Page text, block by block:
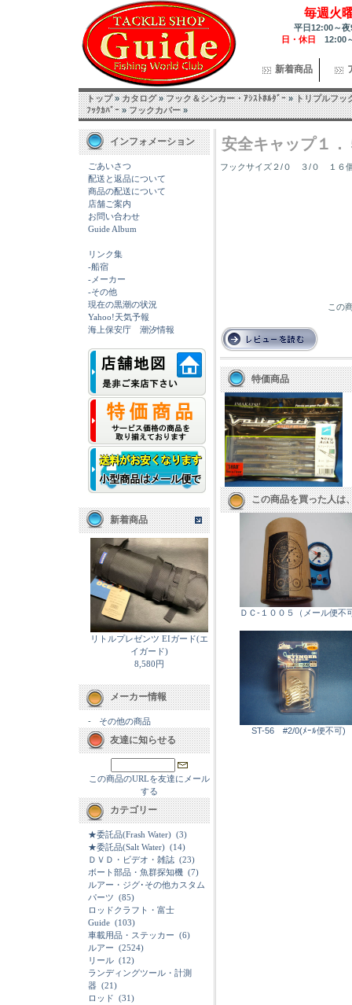
毎週火
平日12:00～
日・休日 12:00
新着商品
トップ»カタログ»フック＆シンカー・ｱｼｽﾄﾎﾙﾀﾞｰ»トリプルフッ
ﾌｯｸｶﾊﾞｰ»フックカバー»
インフォメーション
ごあいさつ
配送と返品について
商品の配送について
店舗ご案内
お問い合わせ
Guide Album
リンク集
-船宿
-メーカー
-その他
現在の黒潮の状況
Yahoo!天気予報
海上保安庁 潮汐情報
新着商品
リトルプレゼンツ EIガード(エ
イガード)
8,580円
メーカー情報
- その他の商品
友達に知らせる
この商品のURLを友達にメール
する
カテゴリー
★委託品(Frash Water) (3)
★委託品(Salt Water) (14)
ＤＶＤ・ビデオ・雑誌 (23)
ボート部品・魚群探知機 (7)
ルアー・ジグ･その他カスタム
パーツ (85)
ロッドクラフト・富士
Guide (103)
車載用品・ステッカー (6)
ルアー (2524)
リール (12)
ランディングツール・計測
器 (21)
ロッド (31)
安全キャップ１．
フックサイズ２/０ ３/０ １６
この
特価商品
この商品を買った人は
ＤＣ-１００５（メール便不
ST-56 #2/0(ﾒｰﾙ便不可)